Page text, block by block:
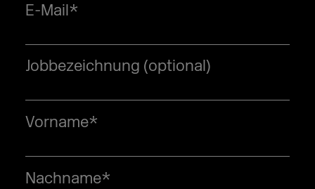
E-Mail*
Jobbezeichnung (optional)
Vorname*
Nachname*